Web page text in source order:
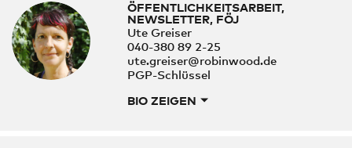
ÖFFENTLICHKEITSARBEIT,
NEWSLETTER, FÖJ
Ute Greiser
040-380 89 2-25
ute.greiser@robinwood.de
PGP-Schlüssel
BIO ZEIGEN